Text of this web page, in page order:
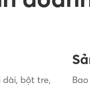
dài, bột tre,